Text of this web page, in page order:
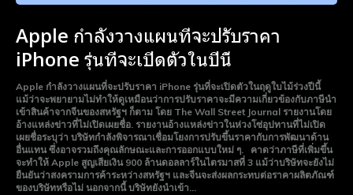
Apple กำลังวางแผนที่จะปรับราคา
iPhone รุ่นที่จะเปิดตัวในปีนี้
Apple กำลังวางแผนที่จะปรับราคา iPhone รุ่นที่จะเปิดตัวในฤดูใบไม้ร่วงปีนี้
แม้ว่าจะพยายามไม่ทำให้ดูเหมือนว่าการปรับราคาจะมีความเกี่ยวข้องกับภาษีนำ
เข้าสินค้าจากจีนของสหรัฐฯ ก็ตาม โดย The Wall Street Journal รายงานโดย
อ้างแหล่งข่าวที่ไม่เปิดเผยชื่อ. รายงานอ้างแหล่งข่าวในห่วงโซ่อุปทานที่ไม่เปิด
เผยชื่อระบุว่า บริษัทกำลังพิจารณาเชื่อมโยงการปรับขึ้นราคากับการพัฒนาด้าน
อื่นแทน ซึ่งอาจรวมถึงคุณลักษณะและการออกแบบใหม่ ๆ. คาดว่าภาษีที่เพิ่มขึ้น
จะทำให้ Apple สูญเสียเงิน 900 ล้านดอลลาร์ในไตรมาสที่ 3 แม้ว่าบริษัทจะยังไม่
ยืนยันว่าสงครามการค้าระหว่างสหรัฐฯ และจีนจะส่งผลกระทบต่อราคาผลิตภัณฑ์
ของบริษัทหรือไม่ นอกจากนี้ บริษัทยังนำเข้า...